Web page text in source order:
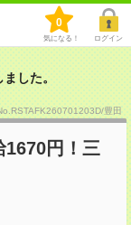
0
気になる！ ログイン
した。
豊田
1670円！三